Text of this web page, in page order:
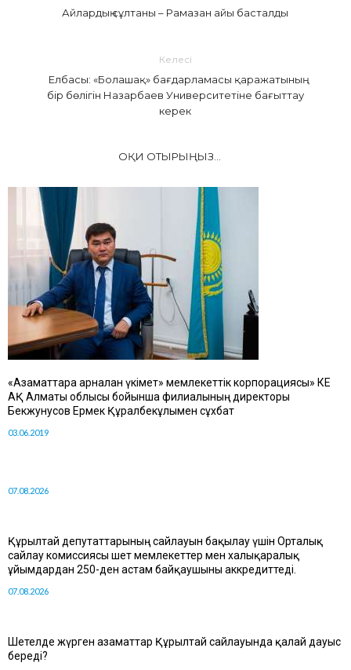
Айлардың сұлтаны – Рамазан айы басталды
Келесі
Елбасы: «Болашақ» бағдарламасы қаражатының
бір бөлігін Назарбаев Университетіне бағыттау
керек
ОҚИ ОТЫРЫҢЫЗ...
«Азаматтарға арналған үкімет» мемлекеттік корпорациясы» КЕ
АҚ Алматы облысы бойынша филиалының директоры
Бекжунусов Ермек Құралбекұлымен сұхбат
03.06.2019
07.08.2026
Құрылтай депутаттарының сайлауын бақылау үшін Орталық
сайлау комиссиясы шет мемлекеттер мен халықаралық
ұйымдардан 250-ден астам байқаушыны аккредиттеді.
07.08.2026
Шетелде жүрген азаматтар Құрылтай сайлауында қалай дауыс
береді?